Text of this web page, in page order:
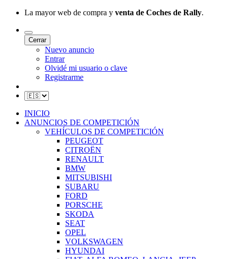
La mayor web de compra y venta de Coches de Rally.
Cerrar
Nuevo anuncio
Entrar
Olvidé mi usuario o clave
Registrarme
INICIO
ANUNCIOS DE COMPETICIÓN
VEHÍCULOS DE COMPETICIÓN
PEUGEOT
CITROËN
RENAULT
BMW
MITSUBISHI
SUBARU
FORD
PORSCHE
SKODA
SEAT
OPEL
VOLKSWAGEN
HYUNDAI